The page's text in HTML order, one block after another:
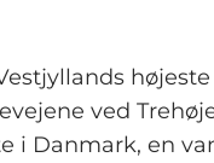
ved
i Danmark, en